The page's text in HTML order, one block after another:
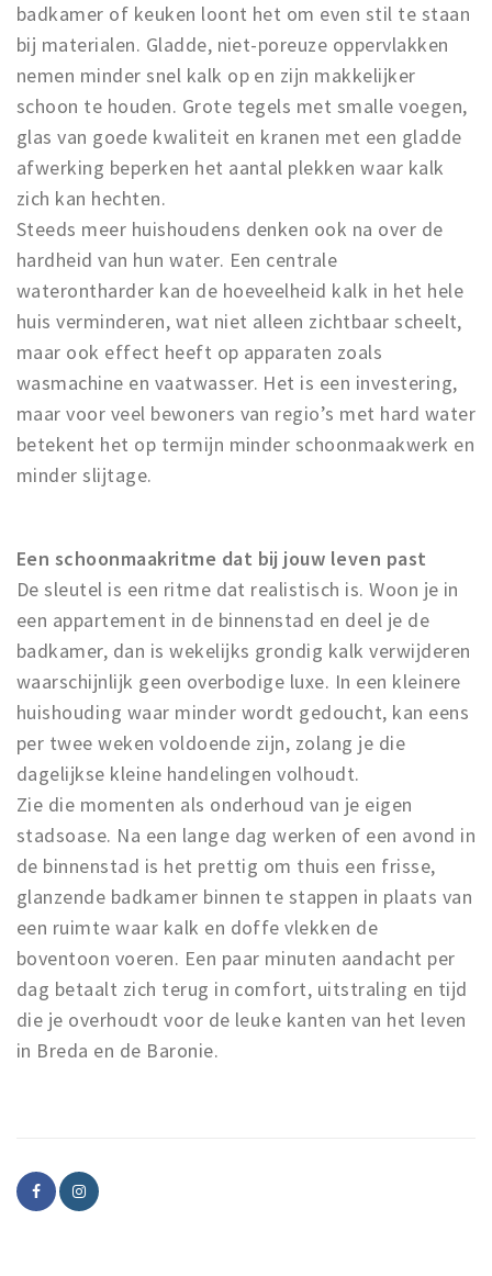
badkamer of keuken loont het om even stil te staan
bij materialen. Gladde, niet-poreuze oppervlakken
nemen minder snel kalk op en zijn makkelijker
schoon te houden. Grote tegels met smalle voegen,
glas van goede kwaliteit en kranen met een gladde
afwerking beperken het aantal plekken waar kalk
zich kan hechten.
Steeds meer huishoudens denken ook na over de
hardheid van hun water. Een centrale
waterontharder kan de hoeveelheid kalk in het hele
huis verminderen, wat niet alleen zichtbaar scheelt,
maar ook effect heeft op apparaten zoals
wasmachine en vaatwasser. Het is een investering,
maar voor veel bewoners van regio’s met hard water
betekent het op termijn minder schoonmaakwerk en
minder slijtage.
Een schoonmaakritme dat bij jouw leven past
De sleutel is een ritme dat realistisch is. Woon je in
een appartement in de binnenstad en deel je de
badkamer, dan is wekelijks grondig kalk verwijderen
waarschijnlijk geen overbodige luxe. In een kleinere
huishouding waar minder wordt gedoucht, kan eens
per twee weken voldoende zijn, zolang je die
dagelijkse kleine handelingen volhoudt.
Zie die momenten als onderhoud van je eigen
stadsoase. Na een lange dag werken of een avond in
de binnenstad is het prettig om thuis een frisse,
glanzende badkamer binnen te stappen in plaats van
een ruimte waar kalk en doffe vlekken de
boventoon voeren. Een paar minuten aandacht per
dag betaalt zich terug in comfort, uitstraling en tijd
die je overhoudt voor de leuke kanten van het leven
in Breda en de Baronie.